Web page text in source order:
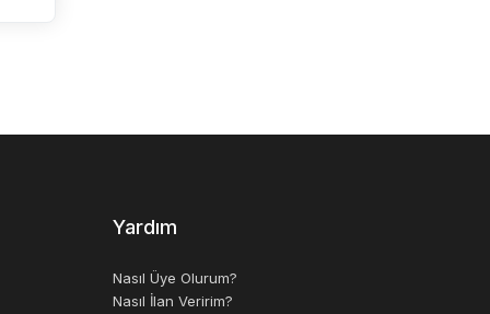
Yardım
Nasıl Üye Olurum?
Nasıl İlan Veririm?